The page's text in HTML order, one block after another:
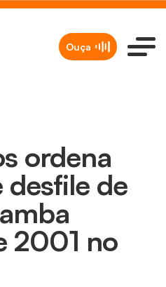
Ouça
ordena
desfile de
2001 no